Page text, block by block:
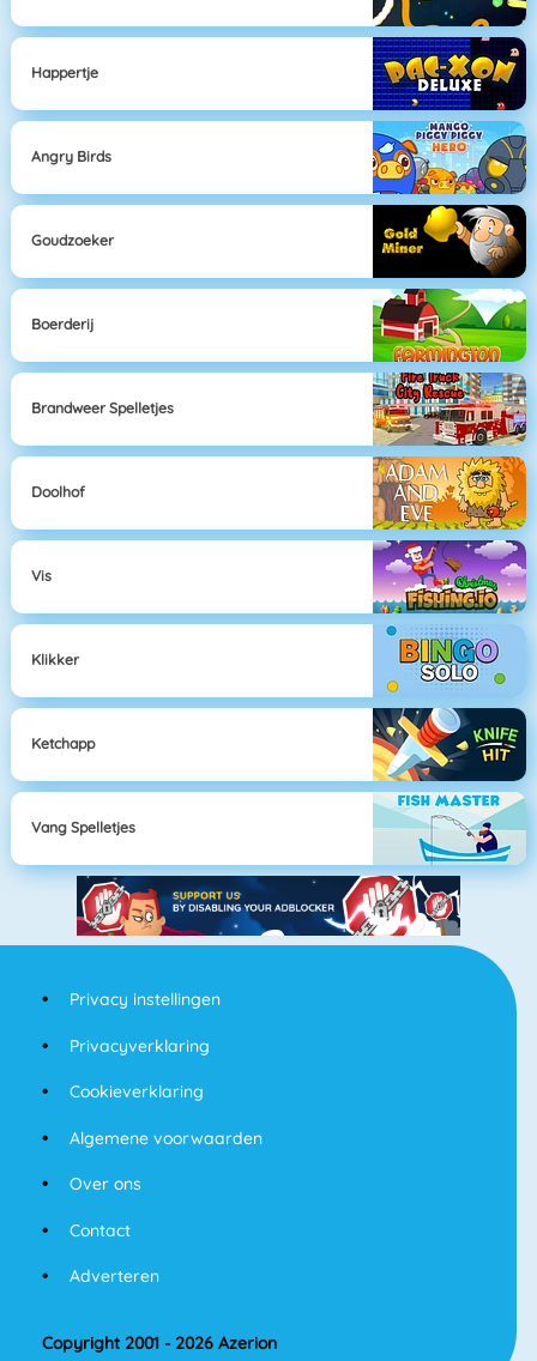
Happertje
Angry Birds
Goudzoeker
Boerderij
Brandweer Spelletjes
Doolhof
Vis
Klikker
Ketchapp
Vang Spelletjes
Privacy instellingen
Privacyverklaring
Cookieverklaring
Algemene voorwaarden
Over ons
Contact
Adverteren
Copyright 2001 - 2026 Azerion